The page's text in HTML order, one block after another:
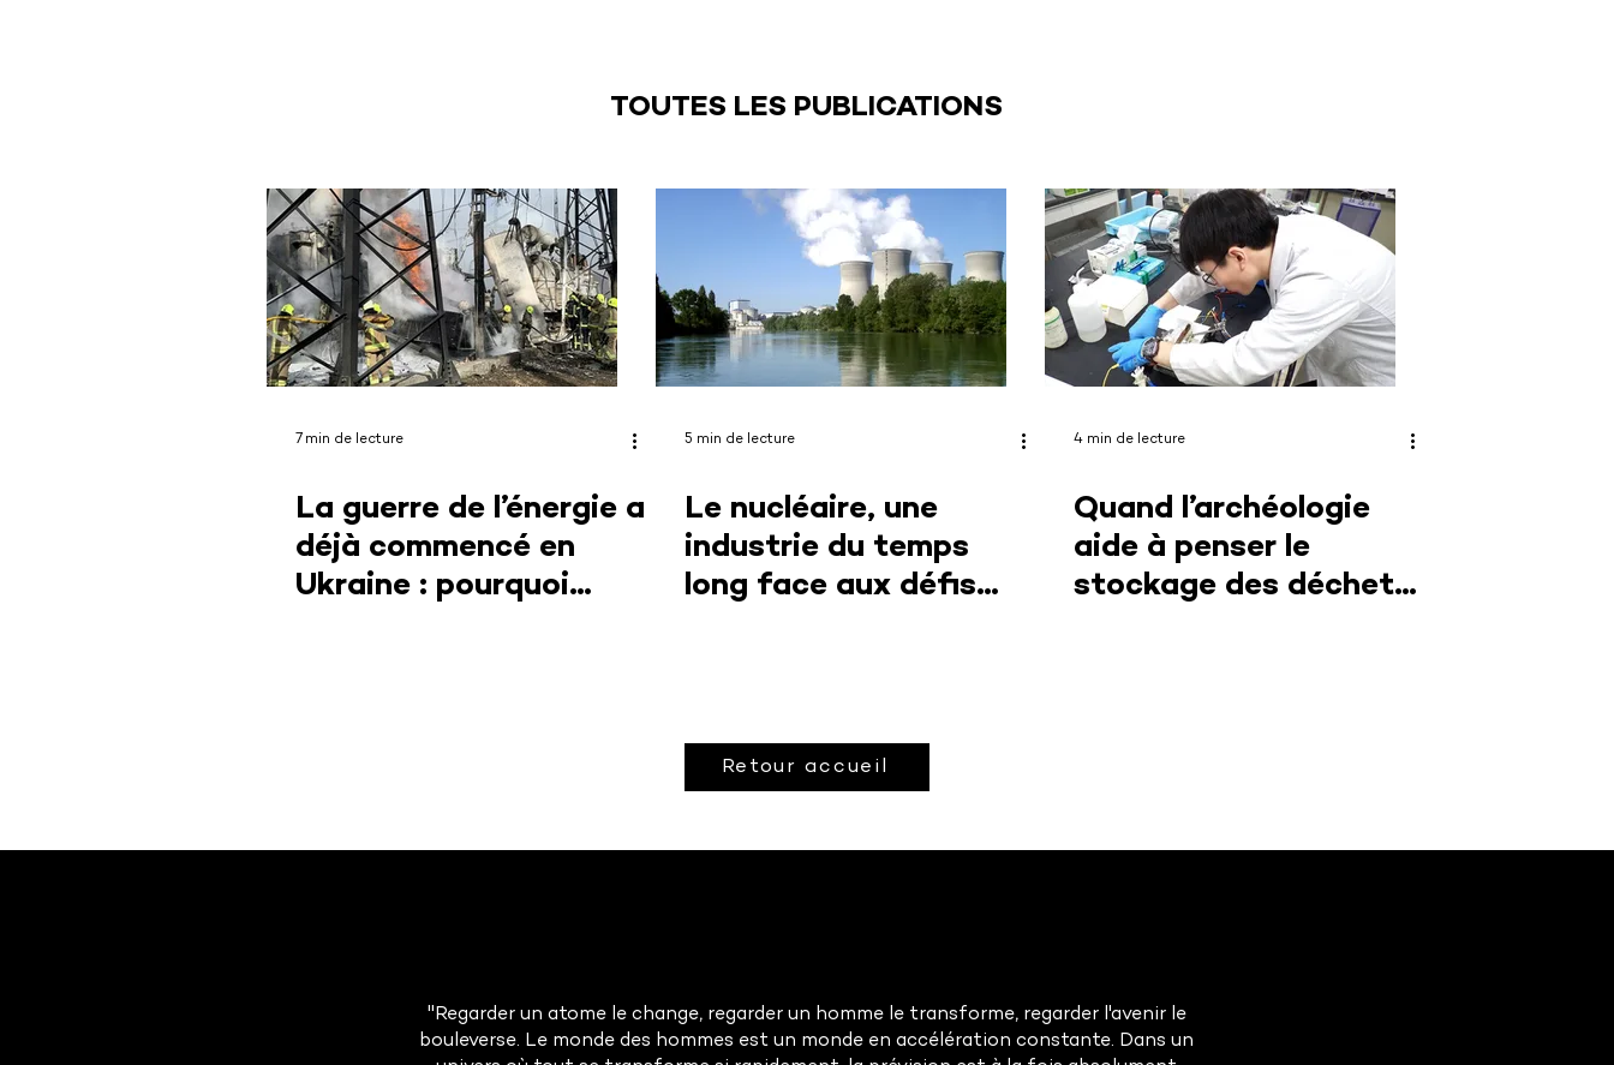
TOUTES LES PUBLICATIONS
7 min de lecture
La guerre de l’énergie a
déjà commencé en
Ukraine : pourquoi
5 min de lecture
Le nucléaire, une
industrie du temps
long face aux défis
4 min de lecture
Quand l’archéologie
aide à penser le
stockage des déchets
Retour accueil
"Regarder un atome le change, regarder un homme le transforme, regarder l'avenir le
bouleverse. Le monde des hommes est un monde en accélération constante. Dans un